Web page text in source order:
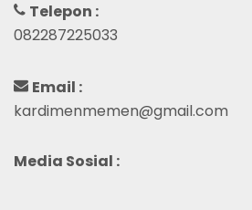
Telepon :
082287225033
Email :
kardimenmemen@gmail.com
Media Sosial :